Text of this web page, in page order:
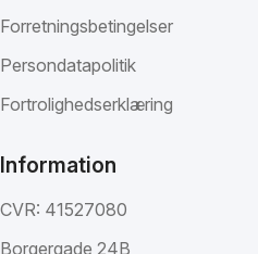
Forretningsbetingelser
Persondatapolitik
Fortrolighedserklæring
Information
CVR: 41527080
Borgergade 24B